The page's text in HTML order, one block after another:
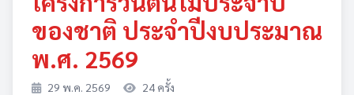
ของชาติ ประจำปีงบประมาณ
พ.ศ. 2569
29 พ.ค. 2569 24 ครั้ง